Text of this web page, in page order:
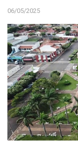
06/05/2025